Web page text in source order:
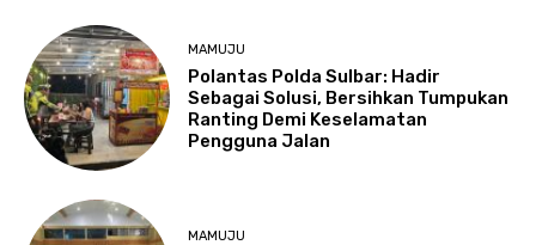
MAMUJU
Polantas Polda Sulbar: Hadir
Sebagai Solusi, Bersihkan Tumpukan
Ranting Demi Keselamatan
Pengguna Jalan
MAMUJU